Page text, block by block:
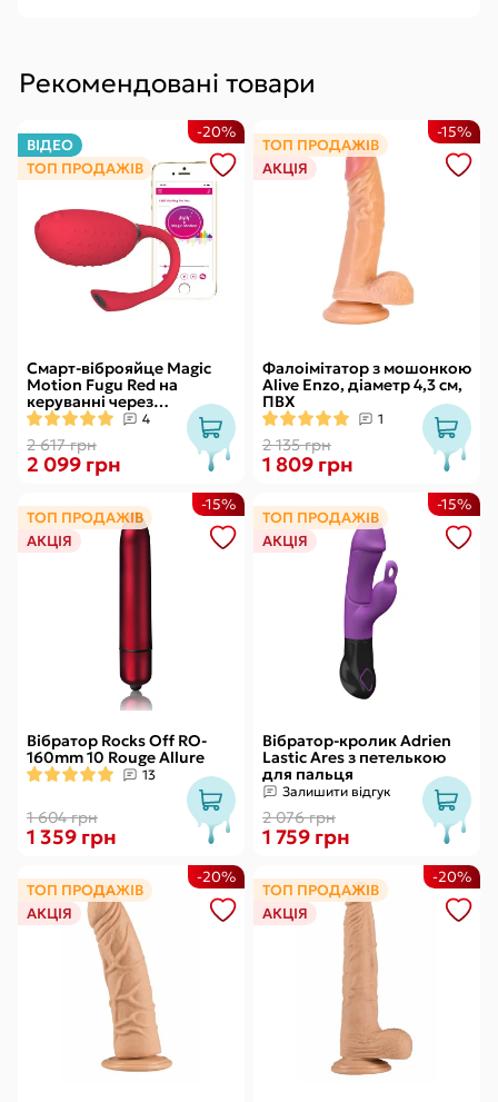
Рекомендовані товари
ВІДЕО
ТОП ПРОДАЖІВ
Смарт-віброяйце Magic
Motion Fugu Red на
керуванні через
смартфон, 9 режимів
вібрації
4
2 617 грн
-20%
2 099 грн
ТОП ПРОДАЖІВ
АКЦІЯ
Фалоімітатор з мошонкою
Alive Enzo, діаметр 4,3 см,
ПВХ
1
2 135 грн
-15%
1 809 грн
ТОП ПРОДАЖІВ
АКЦІЯ
Вібратор Rocks Off RO-
160mm 10 Rouge Allure
13
1 604 грн
-15%
1 359 грн
ТОП ПРОДАЖІВ
АКЦІЯ
Вібратор-кролик Adrien
Lastic Ares з петелькою
для пальця
Залишити відгук
2 076 грн
-15%
1 759 грн
ТОП ПРОДАЖІВ
АКЦІЯ
-20%
ТОП ПРОДАЖІВ
АКЦІЯ
-20%